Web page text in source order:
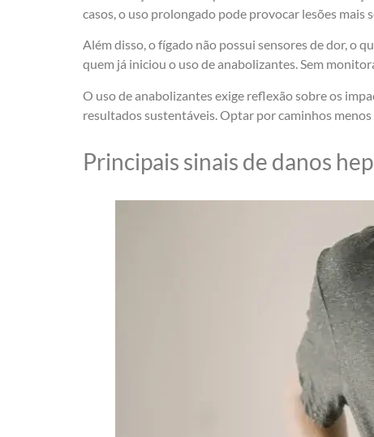
casos, o uso prolongado pode provocar lesões
Além disso, o fígado não possui sensores de dor, o
quem já iniciou o uso de anabolizantes. Sem
O uso de anabolizantes exige reflexão sobre os
resultados sustentáveis. Optar por caminhos
Principais sinais de danos